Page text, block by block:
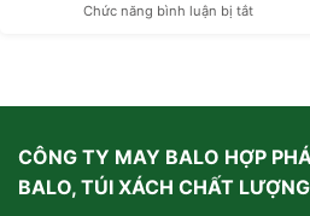
túi
thà
may/
Chức năng bình luận bị tắtở
Cấu
Bề
CÔNG TY MAY BALO HỢP
BALO, TÚI XÁCH CHẤT